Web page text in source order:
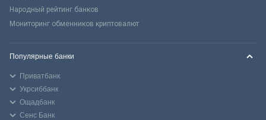
Народный рейтинг банков
Мониторинг обменников криптовалют
Популярные банки
Приватбанк
Укрсиббанк
Ощадбанк
Сенс Банк